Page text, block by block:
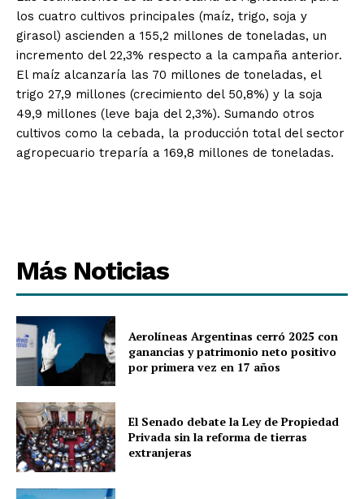
los cuatro cultivos principales (maíz, trigo, soja y
girasol) ascienden a 155,2 millones de toneladas, un
incremento del 22,3% respecto a la campaña anterior.
El maíz alcanzaría las 70 millones de toneladas, el
trigo 27,9 millones (crecimiento del 50,8%) y la soja
49,9 millones (leve baja del 2,3%). Sumando otros
cultivos como la cebada, la producción total del sector
agropecuario treparía a 169,8 millones de toneladas.
Más Noticias
Aerolíneas Argentinas cerró 2025 con
ganancias y patrimonio neto positivo
por primera vez en 17 años
El Senado debate la Ley de Propiedad
Privada sin la reforma de tierras
extranjeras